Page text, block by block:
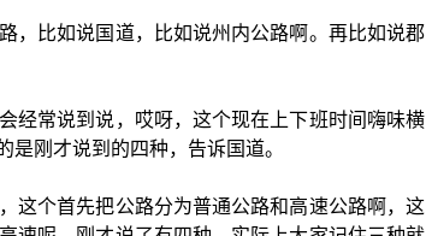
，比如说国道，比如说州内公路啊。再比如说郡
经常说到说，哎呀，这个现在上下班时间嗨味横
刚才说到的四种，告诉国道。
这个首先把公路分为普通公路和高速公路啊，这